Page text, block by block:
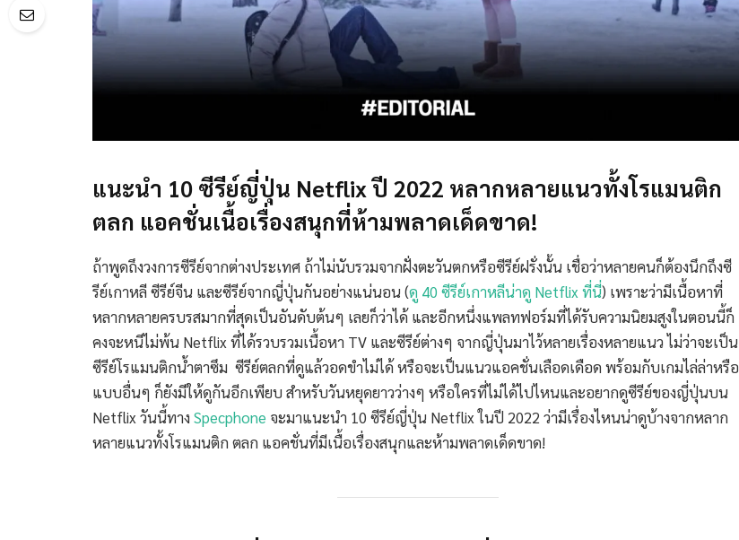
แนะนำ 10 ซีรีย์ญี่ปุ่น Netflix ปี 2022 หลากหลายแนวทั้งโรแมนติก
ตลก แอคชั่นเนื้อเรื่องสนุกที่ห้ามพลาดเด็ดขาด!
ถ้าพูดถึงวงการซีรีย์จากต่างประเทศ ถ้าไม่นับรวมจากฝั่งตะวันตกหรือซีรีย์ฝรั่งนั้น เชื่อว่าหลายคนก็ต้องนึกถึงซี
รีย์เกาหลี ซีรีย์จีน และซีรีย์จากญี่ปุ่นกันอย่างแน่นอน (ดู 40 ซีรีย์เกาหลีน่าดู Netflix ที่นี่) เพราะว่ามีเนื้อหาที่
หลากหลายครบรสมากที่สุดเป็นอันดับต้นๆ เลยก็ว่าได้ และอีกหนึ่งแพลทฟอร์มที่ได้รับความนิยมสูงในตอนนี้ก็
คงจะหนีไม่พ้น Netflix ที่ได้รวบรวมเนื้อหา TV และซีรีย์ต่างๆ จากญี่ปุ่นมาไว้หลายเรื่องหลายแนว ไม่ว่าจะเป็น
ซีรีย์โรแมนติกน้ำตาซึม ซีรีย์ตลกที่ดูแล้วอดขำไม่ได้ หรือจะเป็นแนวแอคชั่นเลือดเดือด พร้อมกับเกมไล่ล่าหรือ
แบบอื่นๆ ก็ยังมีให้ดูกันอีกเพียบ สำหรับวันหยุดยาวว่างๆ หรือใครที่ไม่ได้ไปไหนและอยากดูซีรีย์ของญี่ปุ่นบน
Netflix วันนี้ทาง Specphone จะมาแนะนำ 10 ซีรีย์ญี่ปุ่น Netflix ในปี 2022 ว่ามีเรื่องไหนน่าดูบ้างจากหลาก
หลายแนวทั้งโรแมนติก ตลก แอคชั่นที่มีเนื้อเรื่องสนุกและห้ามพลาดเด็ดขาด!